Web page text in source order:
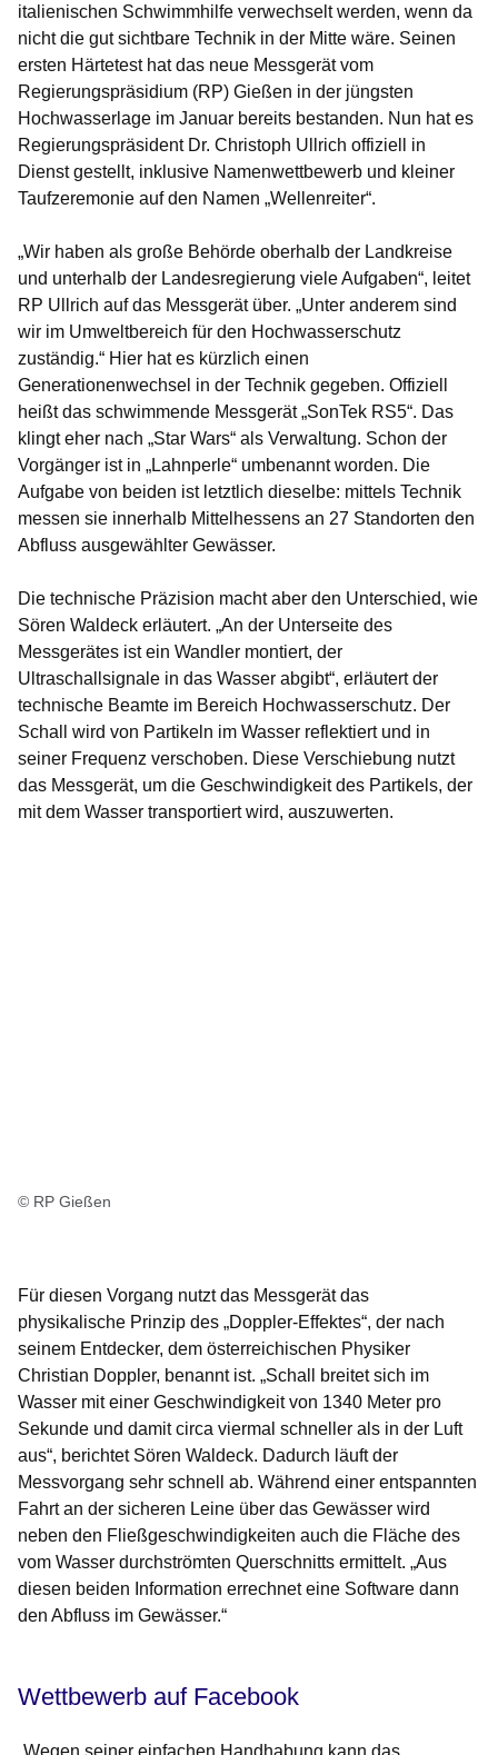
italienischen Schwimmhilfe verwechselt werden, wenn da
nicht die gut sichtbare Technik in der Mitte wäre. Seinen
ersten Härtetest hat das neue Messgerät vom
Regierungspräsidium (RP) Gießen in der jüngsten
Hochwasserlage im Januar bereits bestanden. Nun hat es
Regierungspräsident Dr. Christoph Ullrich offiziell in
Dienst gestellt, inklusive Namenwettbewerb und kleiner
Taufzeremonie auf den Namen „Wellenreiter“.
„Wir haben als große Behörde oberhalb der Landkreise
und unterhalb der Landesregierung viele Aufgaben“, leitet
RP Ullrich auf das Messgerät über. „Unter anderem sind
wir im Umweltbereich für den Hochwasserschutz
zuständig.“ Hier hat es kürzlich einen
Generationenwechsel in der Technik gegeben. Offiziell
heißt das schwimmende Messgerät „SonTek RS5“. Das
klingt eher nach „Star Wars“ als Verwaltung. Schon der
Vorgänger ist in „Lahnperle“ umbenannt worden. Die
Aufgabe von beiden ist letztlich dieselbe: mittels Technik
messen sie innerhalb Mittelhessens an 27 Standorten den
Abfluss ausgewählter Gewässer.
Die technische Präzision macht aber den Unterschied, wie
Sören Waldeck erläutert. „An der Unterseite des
Messgerätes ist ein Wandler montiert, der
Ultraschallsignale in das Wasser abgibt“, erläutert der
technische Beamte im Bereich Hochwasserschutz. Der
Schall wird von Partikeln im Wasser reflektiert und in
seiner Frequenz verschoben. Diese Verschiebung nutzt
das Messgerät, um die Geschwindigkeit des Partikels, der
mit dem Wasser transportiert wird, auszuwerten.
© RP Gießen
Für diesen Vorgang nutzt das Messgerät das
physikalische Prinzip des „Doppler-Effektes“, der nach
seinem Entdecker, dem österreichischen Physiker
Christian Doppler, benannt ist. „Schall breitet sich im
Wasser mit einer Geschwindigkeit von 1340 Meter pro
Sekunde und damit circa viermal schneller als in der Luft
aus“, berichtet Sören Waldeck. Dadurch läuft der
Messvorgang sehr schnell ab. Während einer entspannten
Fahrt an der sicheren Leine über das Gewässer wird
neben den Fließgeschwindigkeiten auch die Fläche des
vom Wasser durchströmten Querschnitts ermittelt. „Aus
diesen beiden Information errechnet eine Software dann
den Abfluss im Gewässer.“
Wettbewerb auf Facebook